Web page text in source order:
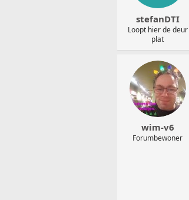
stefanDTI
Loopt hier de deur
plat
wim-v6
Forumbewoner